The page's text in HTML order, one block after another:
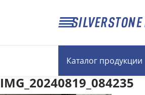
Каталогпродукции
IMG_20240819_084235